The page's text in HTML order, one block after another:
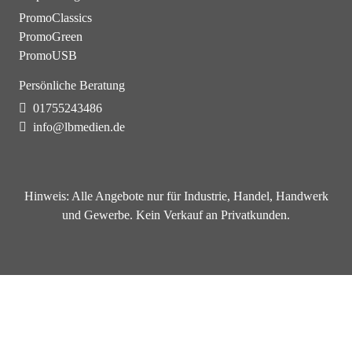
PromoClassics
PromoGreen
PromoUSB
Persönliche Beratung
01755243486
info@lbmedien.de
Hinweis: Alle Angebote nur für Industrie, Handel, Handwerk
und Gewerbe. Kein Verkauf an Privatkunden.